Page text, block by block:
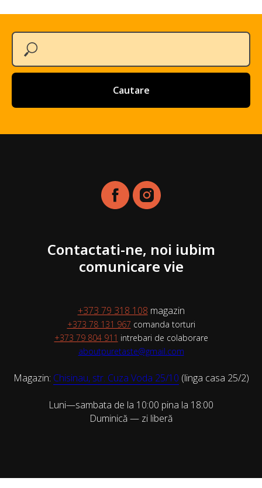
Cautare
Contactati-ne, noi iubim
comunicare vie
+373 79 318 108 magazin
+373 78 131 967 comanda torturi
+373 79 804 911 intrebari de colaborare
aboutpuretaste@gmail.com
Magazin: Chisinau, str. Cuza Voda 25/10 (linga casa 25/2)
Luni—sambata de la 10:00 pina la 18:00
Duminică — zi liberă